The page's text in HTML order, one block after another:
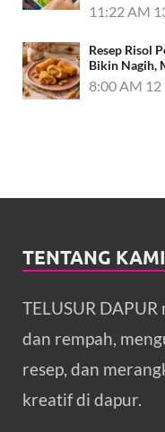
11:22 AM
Resep Risol
Bikin Nagih,
8:00 AM
TENTANG KAMI
TELUSUR
dan rempah,
resep, dan
kreatif di dapur.